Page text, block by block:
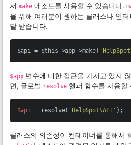
서 make 메소드를 사용할 수 있습니다.
을 위해 여러분이 원하는 클래스나 인
달 받습니다.
$api = $this->app->make(
$app 변수에 대한 접근을 가지고 있지
면, 글로벌 resolve 헬퍼 함수를 사용할
$api = resolve( 'HelpSpot\API' );
클래스의 의존성이 컨테이너를 통해서